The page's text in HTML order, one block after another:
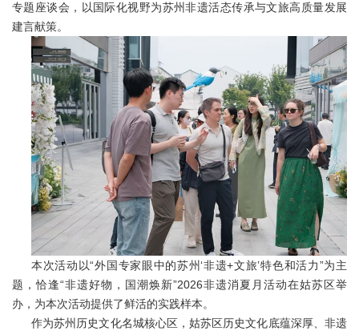
专题座谈会，以国际化视野为苏州非遗活态传承与文旅高质量发展
建言献策。
本次活动以“外国专家眼中的苏州‘非遗+文旅’特色和活力”为主
题，恰逢“非遗好物，国潮焕新”2026非遗消夏月活动在姑苏区举
办，为本次活动提供了鲜活的实践样本。
作为苏州历史文化名城核心区，姑苏区历史文化底蕴深厚、非遗